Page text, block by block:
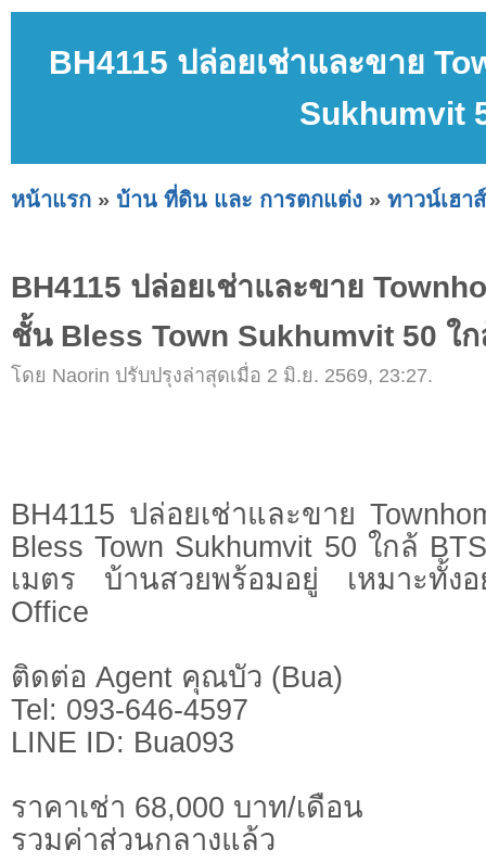
BH4115 ปล่อยเช่าและขาย
Sukhumvit
หน้าแรก » บ้าน ที่ดิน และ การตกแต่ง » ทาวน์เฮาส์
BH4115 ปล่อยเช่าและขาย
ชั้น Bless Town Sukhumvit 50 ใ
โดย Naorin ปรับปรุงล่าสุดเมื่อ 2 มิ.ย. 2569, 23:27.
BH4115 ปล่อยเช่าและขาย
Bless Town Sukhumvit 50 ใกล้
เมตร บ้านสวยพร้อมอยู่ เหมาะทั้ง
Office
ติดต่อ Agent คุณบัว (Bua)
Tel: 093-646-4597
LINE ID: Bua093
ราคาเช่า 68,000 บาท/เดือน
รวมค่าส่วนกลางแล้ว